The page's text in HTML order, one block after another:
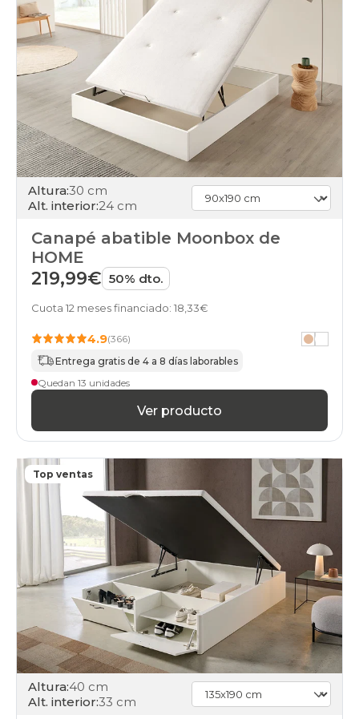
Altura:30 cm
Alt. interior:24 cm
Canapé abatible Moonbox de
HOME
219,99€ 50% dto.
Cuota 12 meses financiado: 18,33€
4.9(366)
Entrega gratis de 4 a 8 días laborables
Quedan 13 unidades
Ver producto
Top ventas
Altura:40 cm
Alt. interior:33 cm